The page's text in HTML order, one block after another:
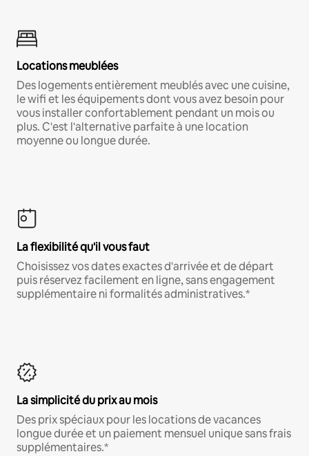
Locations meublées
Des logements entièrement meublés avec une cuisine,
le wifi et les équipements dont vous avez besoin pour
vous installer confortablement pendant un mois ou
plus. C'est l'alternative parfaite à une location
moyenne ou longue durée.
La flexibilité qu'il vous faut
Choisissez vos dates exactes d'arrivée et de départ
puis réservez facilement en ligne, sans engagement
supplémentaire ni formalités administratives.*
La simplicité du prix au mois
Des prix spéciaux pour les locations de vacances
longue durée et un paiement mensuel unique sans frais
supplémentaires.*